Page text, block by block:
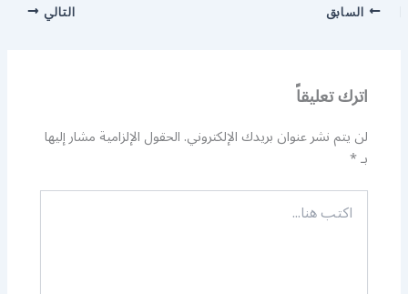
السابق التالي
اترك تعليقاً
لن يتم نشر عنوان بريدك الإلكتروني.الحقول الإلزامية مشار إليها
بـ*
اكتب
هنا...